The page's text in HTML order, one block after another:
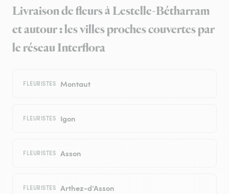
Livraison de fleurs à Lestelle-Bétharram
et autour : les villes proches couvertes par
le réseau Interflora
FLEURISTES Montaut
FLEURISTES Igon
FLEURISTES Asson
FLEURISTES Arthez-d’Asson